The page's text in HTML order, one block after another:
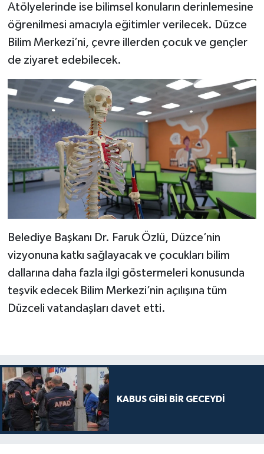
Atölyelerinde ise bilimsel konuların derinlemesine
öğrenilmesi amacıyla eğitimler verilecek. Düzce
Bilim Merkezi’ni, çevre illerden çocuk ve gençler
de ziyaret edebilecek.
Belediye Başkanı Dr. Faruk Özlü, Düzce’nin
vizyonuna katkı sağlayacak ve çocukları bilim
dallarına daha fazla ilgi göstermeleri konusunda
teşvik edecek Bilim Merkezi’nin açılışına tüm
Düzceli vatandaşları davet etti.
KABUS GİBİ BİR GECEYDİ